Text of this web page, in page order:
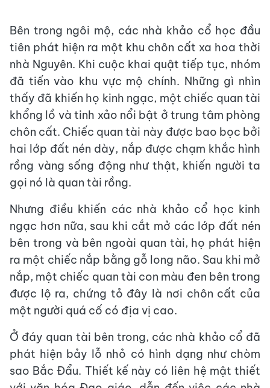
Bên trong ngôi mộ, các nhà khảo cổ học đầu
tiên phát hiện ra một khu chôn cất xa hoa thời
nhà Nguyên. Khi cuộc khai quật tiếp tục, nhóm
đã tiến vào khu vực mộ chính. Những gì nhìn
thấy đã khiến họ kinh ngạc, một chiếc quan tài
khổng lồ và tinh xảo nổi bật ở trung tâm phòng
chôn cất. Chiếc quan tài này được bao bọc bởi
hai lớp đất nén dày, nắp được chạm khắc hình
rồng vàng sống động như thật, khiến người ta
gọi nó là quan tài rồng.
Nhưng điều khiến các nhà khảo cổ học kinh
ngạc hơn nữa, sau khi cắt mở các lớp đất nén
bên trong và bên ngoài quan tài, họ phát hiện
ra một chiếc nắp bằng gỗ long não. Sau khi mở
nắp, một chiếc quan tài con màu đen bên trong
được lộ ra, chứng tỏ đây là nơi chôn cất của
một người quá cố có địa vị cao.
Ở đáy quan tài bên trong, các nhà khảo cổ đã
phát hiện bảy lỗ nhỏ có hình dạng như chòm
sao Bắc Đẩu. Thiết kế này có liên hệ mật thiết